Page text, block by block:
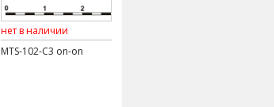
нет в наличии
MTS-102-C3 on-on